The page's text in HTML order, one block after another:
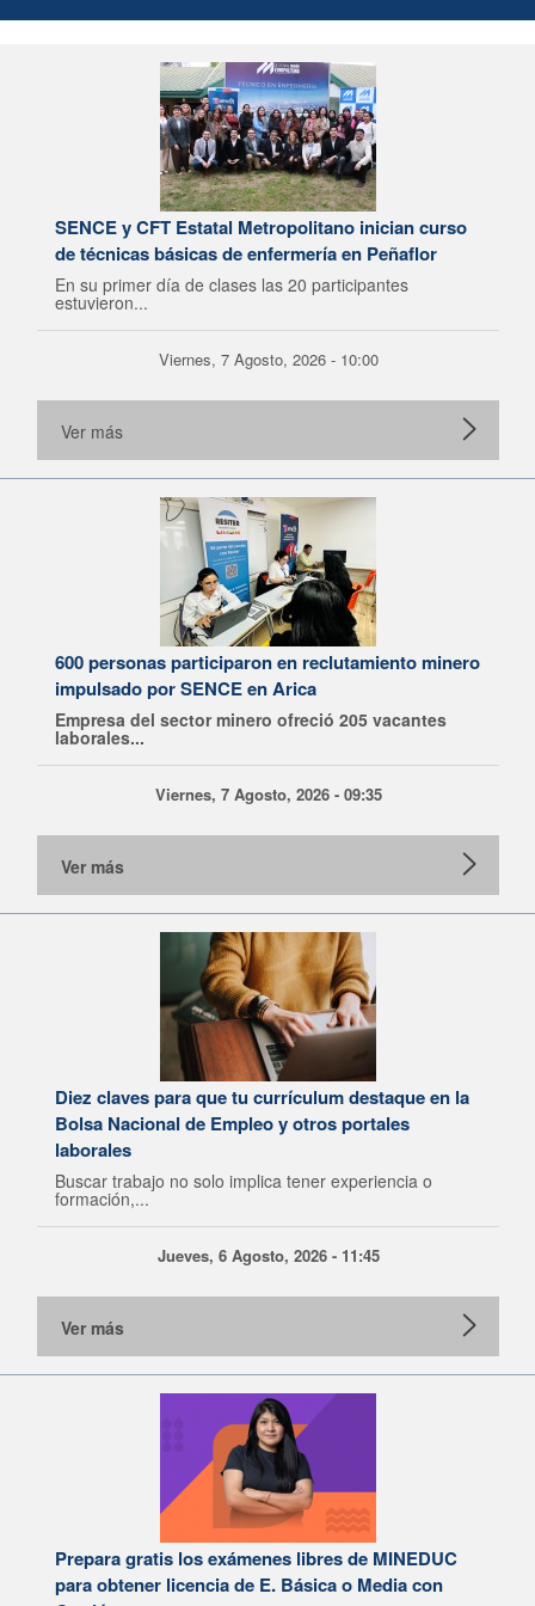
SENCE y CFT Estatal Metropolitano inician curso
de técnicas básicas de enfermería en Peñaflor
En su primer día de clases las 20 participantes
estuvieron...
Viernes, 7 Agosto, 2026 - 10:00
Ver más
600 personas participaron en reclutamiento minero
impulsado por SENCE en Arica
Empresa del sector minero ofreció 205 vacantes
laborales...
Viernes, 7 Agosto, 2026 - 09:35
Ver más
Diez claves para que tu currículum destaque en la
Bolsa Nacional de Empleo y otros portales
laborales
Buscar trabajo no solo implica tener experiencia o
formación,...
Jueves, 6 Agosto, 2026 - 11:45
Ver más
Prepara gratis los exámenes libres de MINEDUC
para obtener licencia de E. Básica o Media con